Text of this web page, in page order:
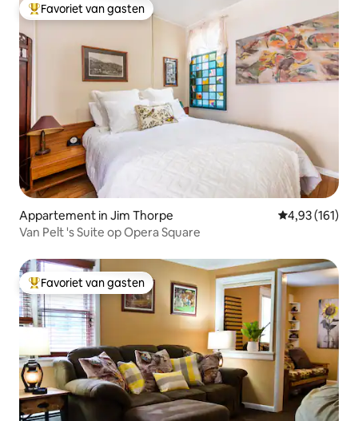
Topfavoriet van gasten
Favoriet van gasten
Appartement in Jim Thorpe Gemiddelde
4,93 (161)
Van Pelt 's Suite op Opera Square
Topfavoriet van gasten
Favoriet van gasten